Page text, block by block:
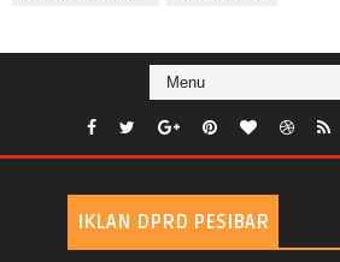
IKLAN DPRD PESIBAR